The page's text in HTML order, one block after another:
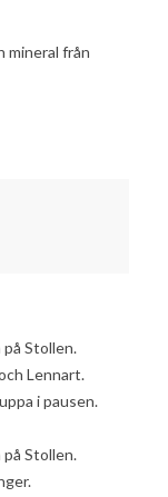
mineral från
på Stollen.
Lennart.
i pausen.
på Stollen.